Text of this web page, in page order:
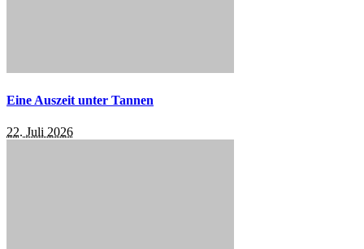
Eine Auszeit unter Tannen
22. Juli 2026